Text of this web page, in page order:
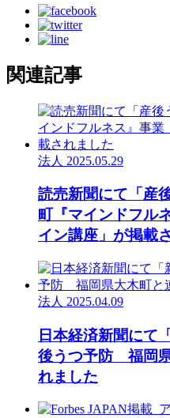
関連記事
法人 2025.05.29
読売新聞にて「
町『マインドフル
イン講座」が掲載
法人 2025.04.09
日本経済新聞にて
後うつ予防 福岡
れました